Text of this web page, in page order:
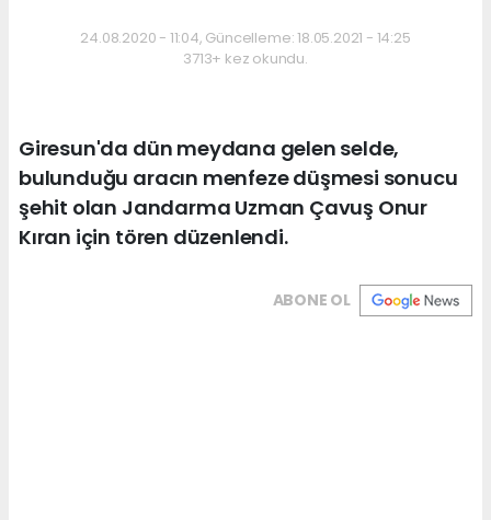
24.08.2020 - 11:04, Güncelleme: 18.05.2021 - 14:25
3713+ kez okundu.
Giresun'da dün meydana gelen selde,
bulunduğu aracın menfeze düşmesi sonucu
şehit olan Jandarma Uzman Çavuş Onur
Kıran için tören düzenlendi.
ABONE OL